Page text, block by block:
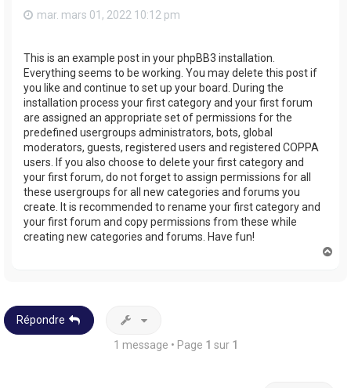
mar. mars 01, 2022 10:12 pm
This is an example post in your phpBB3 installation.
Everything seems to be working. You may delete this post if
you like and continue to set up your board. During the
installation process your first category and your first forum
are assigned an appropriate set of permissions for the
predefined usergroups administrators, bots, global
moderators, guests, registered users and registered COPPA
users. If you also choose to delete your first category and
your first forum, do not forget to assign permissions for all
these usergroups for all new categories and forums you
create. It is recommended to rename your first category and
your first forum and copy permissions from these while
creating new categories and forums. Have fun!
Répondre
1 message • Page 1 sur 1